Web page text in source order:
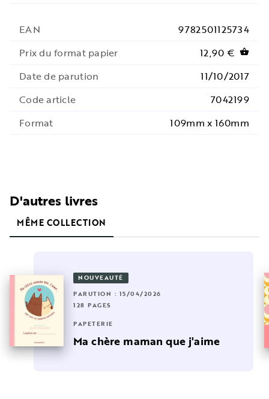
EAN
9782501125734
Prix du format papier
12,90 € shopping_basket
Date de parution
11/10/2017
Code article
7042199
Format
109mm x 160mm
D'autres livres
MÊME COLLECTION
NOUVEAUTÉ
PARUTION : 15/04/2026
128 PAGES
PAPETERIE
Ma chère maman que j'aime